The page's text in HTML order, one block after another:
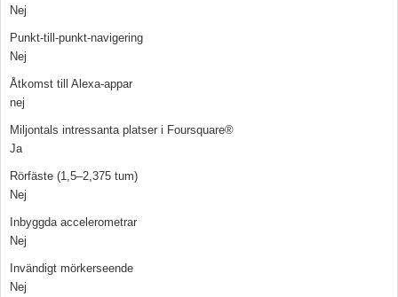
Nej
Punkt-till-punkt-navigering
Nej
Åtkomst till Alexa-appar
nej
Miljontals intressanta platser i Foursquare®
Ja
Rörfäste (1,5–2,375 tum)
Nej
Inbyggda accelerometrar
Nej
Invändigt mörkerseende
Nej